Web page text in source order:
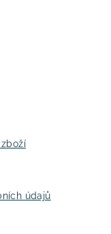
údajů